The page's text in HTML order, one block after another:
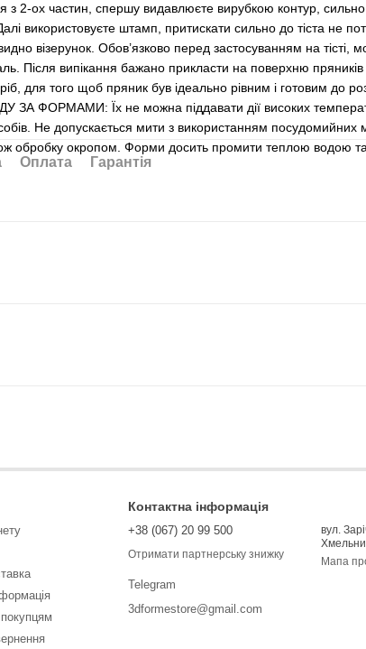
з 2-ох частин, спершу видавлюєте вирубкою контур,
використовуєте штамп, притискати сильно до тіста не
візерунок. Обов’язково перед застосуванням на тісті,
Після випікання бажано прикласти на поверхню пряників
для того щоб пряник був ідеально рівним і готовим до
ЗА ФОРМАМИ: Їх не можна піддавати дії високих
Не допускається мити з використанням посудомийних
обробку окропом. Форми досить промити теплою водою
Оплата Гарантія
Контактна інформація
+38 (067) 20 99 500
Отримати партнерську знижку
Telegram
3dformestore@gmail.com
вул.
Мапа